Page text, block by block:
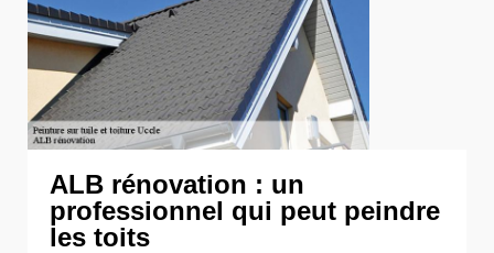
ALB rénovation : un
professionnel qui peut peindre
les toits